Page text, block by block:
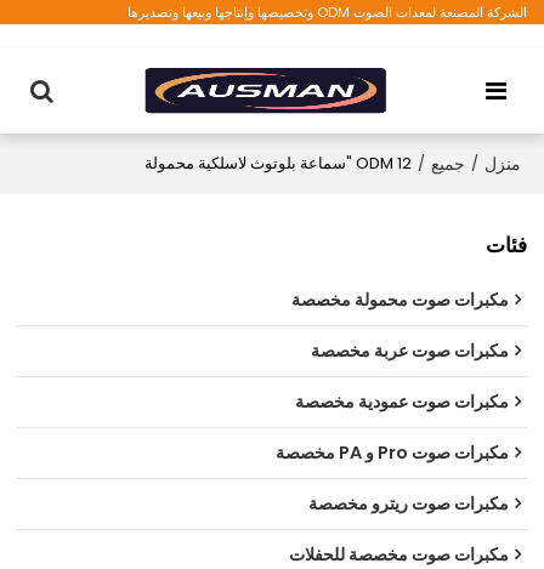
الشركة المصنعة لمعدات الصوت ODM وتخصيصها وإنتاجها وبيعها وتصديرها
منزل / جميع / ODM 12 "سماعة بلوتوث لاسلكية محمولة
فئات
مكبرات صوت محمولة مخصصة
مكبرات صوت عربة مخصصة
مكبرات صوت عمودية مخصصة
مكبرات صوت Pro و PA مخصصة
مكبرات صوت ريترو مخصصة
مكبرات صوت مخصصة للحفلات